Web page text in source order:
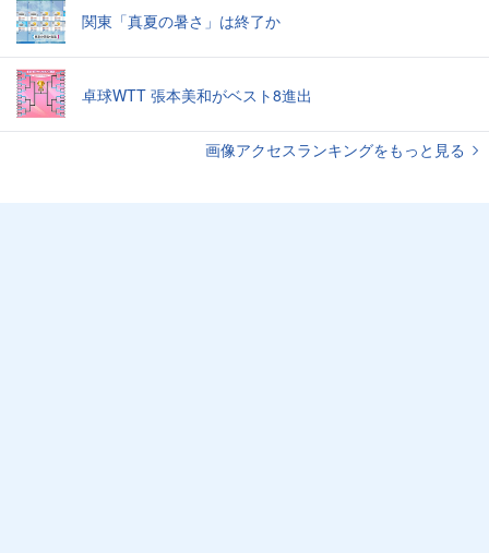
関東「真夏の暑さ」は終了か
卓球WTT 張本美和がベスト8進出
画像アクセスランキングをもっと見る